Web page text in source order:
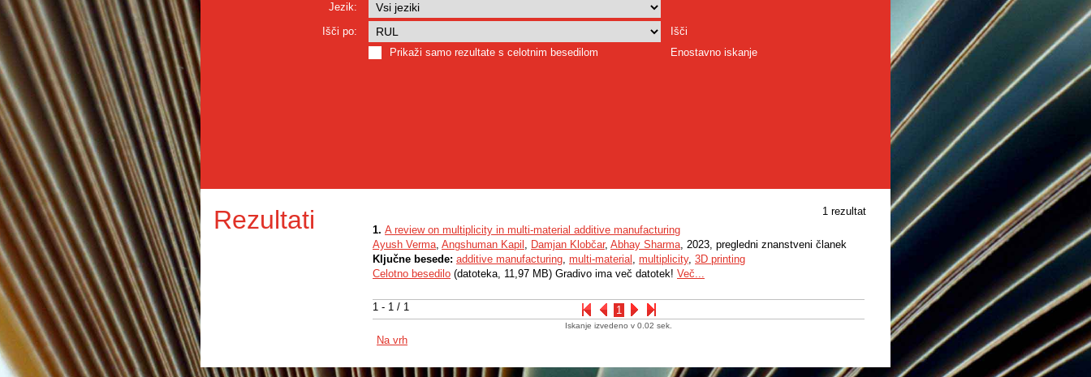
Jezik:
Išči po:
Išči
Prikaži samo rezultate s celotnim besedilom
Enostavno iskanje
Rezultati 1 rezultat
1 - 1 / 1 1
1. A review on multiplicity in multi-material additive manufacturing
Ayush Verma, Angshuman Kapil , Damjan Klobčar, Abhay Sharma, 2023, pregledni znanstveni članek
Ključne besede: additive manufacturing, multi-material , multiplicity, 3D printing
Celotno besedilo (datoteka, 11,97 MB) Gradivo ima več datotek! Več...
Iskanje izvedeno v 0.02 sek.
Na vrh